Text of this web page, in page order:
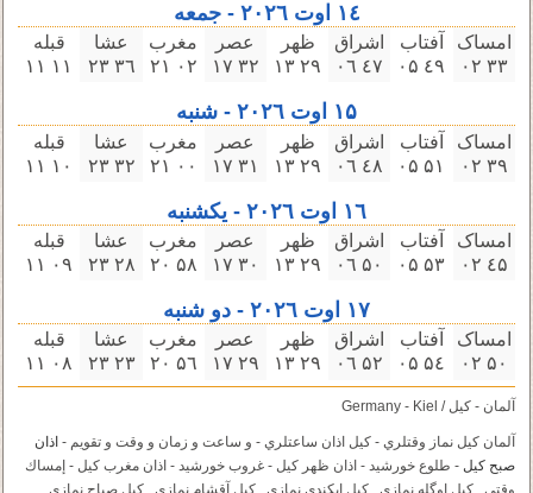
۱٤ اوت ۲۰۲٦ - جمعه
امساک
۳۳ ۰۲
آفتاب
٤٩ ۰۵
اشراق
٤٧ ۰٦
ظهر
۲٩ ۱۳
عصر
۳۲ ۱٧
مغرب
۰۲ ۲۱
عشا
۳٦ ۲۳
قبله
۱۱ ۱۱
۱۵ اوت ۲۰۲٦ - شنبه
امساک
۳٩ ۰۲
آفتاب
۵۱ ۰۵
اشراق
٤٨ ۰٦
ظهر
۲٩ ۱۳
عصر
۳۱ ۱٧
مغرب
۰۰ ۲۱
عشا
۳۲ ۲۳
قبله
۱۰ ۱۱
۱٦ اوت ۲۰۲٦ - یکشنبه
امساک
٤۵ ۰۲
آفتاب
۵۳ ۰۵
اشراق
۵۰ ۰٦
ظهر
۲٩ ۱۳
عصر
۳۰ ۱٧
مغرب
۵٨ ۲۰
عشا
۲٨ ۲۳
قبله
۰٩ ۱۱
۱٧ اوت ۲۰۲٦ - دو شنبه
امساک
۵۰ ۰۲
آفتاب
۵٤ ۰۵
اشراق
۵۲ ۰٦
ظهر
۲٩ ۱۳
عصر
۲٩ ۱٧
مغرب
۵٦ ۲۰
عشا
۲۳ ۲۳
قبله
۰٨ ۱۱
آلمان - کیل / Germany - Kiel
آلمان کیل نماز وقتلري - کیل اذان ساعتلري - و ساعت و زمان و وقت و تقویم -اذان
صبح کیل - طلوع خورشید - اذان ظهر کیل - غروب خورشید - اذان مغرب کیل - إمساك
وقتي . کیل اوگله نمازي . کیل ايكندى نمازي . کیل آقشام نمازي . کیل صباح نمازي .